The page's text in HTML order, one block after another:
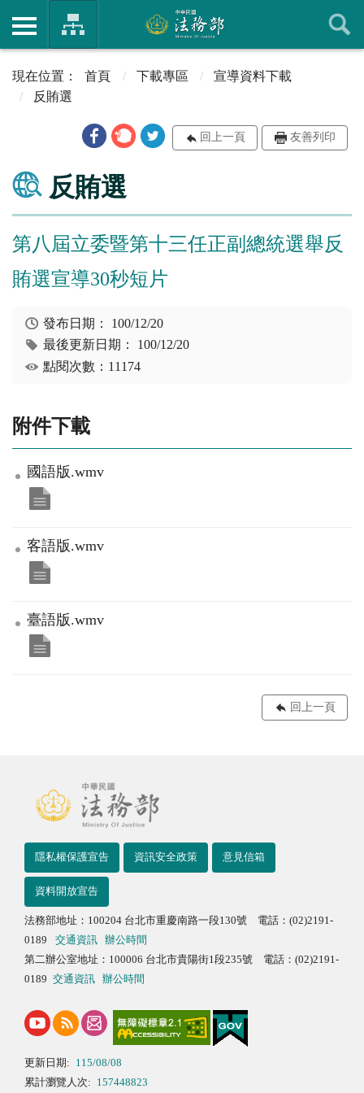
首頁 下載專區
宣導資料下載
反賄選
回上一頁 友善列印
反賄選
第八屆立委暨第十三任正副總統選舉反
賄選宣導30秒短片
發布日期： 100/12/20
最後更新日期： 100/12/20
點閱次數：11174
附件下載
國語版.wmv
客語版.wmv
臺語版.wmv
回上一頁
隱私權保護宣告 資訊安全政策 意見信箱
資料開放宣告
法務部地址：100204 台北市重慶南路一段130號 電話：(02)2191-
0189
交通資訊
辦公時間
第二辦公室地址：100006 台北市貴陽街1段235號 電話：(02)2191-
0189 交通資訊 辦公時間
更新日期: 115/08/08
累計瀏覽人次: 157448823